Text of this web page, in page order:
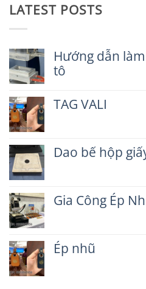
LATEST POSTS
Hướng dẫn
tô
bình
dẫn
làm
khóa
TAG VALI
luận
ở
Dao bế hộp
luận
ở
hộp
giấy
Gia Công Ép
luận
ở
Ép nhũ